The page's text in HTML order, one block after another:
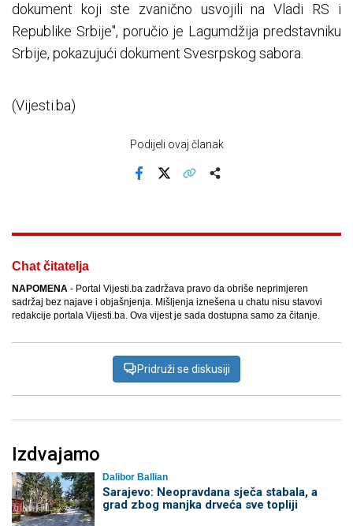
dokument koji ste zvanično usvojili na Vladi RS i
Republike Srbije", poručio je Lagumdžija predstavniku
Srbije, pokazujući dokument Svesrpskog sabora.
(Vijesti.ba)
Podijeli ovaj članak
Chat čitatelja
NAPOMENA - Portal Vijesti.ba zadržava pravo da obriše neprimjeren
sadržaj bez najave i objašnjenja. Mišljenja iznešena u chatu nisu stavovi
redakcije portala Vijesti.ba. Ova vijest je sada dostupna samo za čitanje.
Pridruži se diskusiji
Izdvajamo
Dalibor Ballian
Sarajevo: Neopravdana sječa stabala, a
grad zbog manjka drveća sve topliji